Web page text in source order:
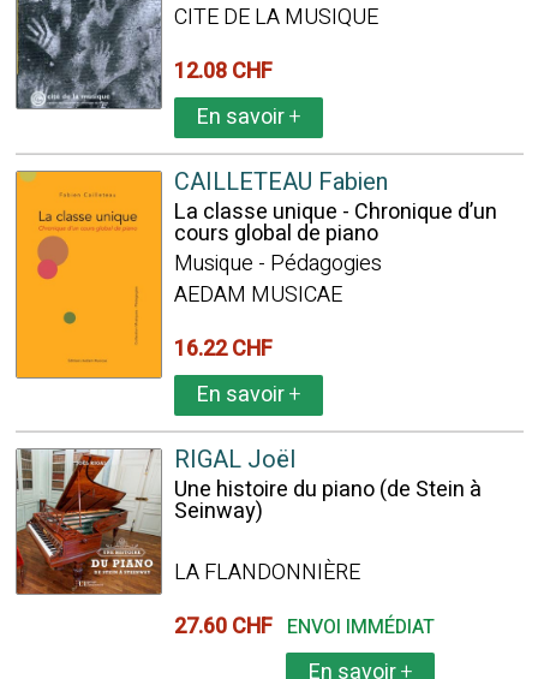
CITE DE LA MUSIQUE
12.08 CHF
En savoir+
CAILLETEAU Fabien
La classe unique - Chronique d’un
cours global de piano
Musique - Pédagogies
AEDAM MUSICAE
16.22 CHF
En savoir+
RIGAL Joël
Une histoire du piano (de Stein à
Seinway)
LA FLANDONNIÈRE
27.60 CHF ENVOI IMMÉDIAT
En savoir+